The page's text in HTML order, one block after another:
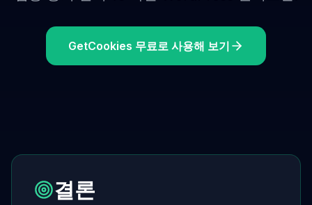
GetCookies 무료로 사용해 보기
결론